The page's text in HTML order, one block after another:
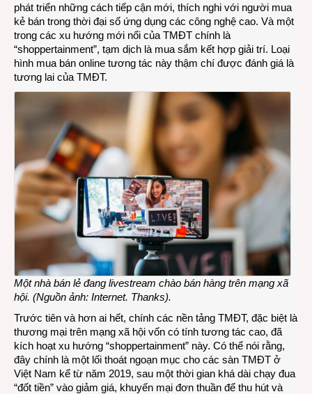
kết
hợp
trên
phát triển những cách tiếp cận mới, thích nghi với người mua
kẻ bán trong thời đại số ứng dụng các công nghệ cao. Và một
trong các xu hướng mới nổi của TMĐT chính là
“shoppertainment”, tạm dịch là mua sắm kết hợp giải trí. Loại
hình mua bán online tương tác này thậm chí được đánh giá là
tương lai của TMĐT.
Một nhà bán lẻ đang livestream chào bán hàng trên mạng xã
hội. (Nguồn ảnh: Internet. Thanks).
Trước tiên và hơn ai hết, chính các nền tảng TMĐT, đặc biệt là
thương mại trên mạng xã hội vốn có tính tương tác cao, đã
kích hoạt xu hướng “shoppertainment” này. Có thể nói rằng,
đây chính là một lối thoát ngoạn mục cho các sàn TMĐT ở
Việt Nam kể từ năm 2019, sau một thời gian khá dài chạy đua
“đốt tiền” vào giảm giá, khuyến mại đơn thuần để thu hút và